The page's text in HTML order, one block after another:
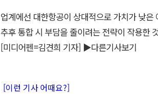
업계에선 대한항공이 상대적으로 가치가 낮
추후 통합 시 부담을 줄이려는 전략이 작용한
[미디어펜=김견희 기자] ▶다른기사보기
[이런 기사 어때요?]